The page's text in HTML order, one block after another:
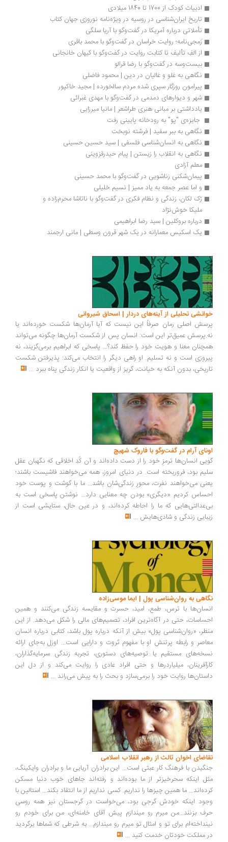
ادبیات کودک از 1700 تا 1840 میلادی
تاریخ ایران‌شناسی در روسیه در ویژه‌نامه نوروزی جهان کتاب
تأملاتی درباره آمریکا در گفت‌وگو با آریا سلگی
زَمجی­‌نامه؛ روایت خراسان در گفت‌وگو با محمد باقری
از الفِ تألیف تا کتابت روایت در گفت‌وگو با کیهان خانجانی
بیست‌وسه در گفت‌وگو با رضا قرالو
نگاهی به غلو و غالیان در دین | محمود فاضلی
پیرامون روزگار سپری شده مردم سالخورده | مجید خاکپور
شهر و دیوارهای دمدمی در گفت‌وگو با مهدی غبرائی
یادداشتی بر مبانی هنری طراشعر | مانیا میرزایی
جایزه‌ی "پو" به رودخانه‌ پایینی رفت
نگاهی به ببر سفید | فرشته نوبخت
نگاهی به انسان‌شناسی فلسفی | سید حسین حسینی
نگاهی به انقلاب را زیستن | پیام حیدرقزوینی
معلم آزادی
پیمان‌شکنی زناشویی در گفت‌وگو با محمد حسینی
و اما عصر جمعه به یاد ممیز | نسیم خلیلی
ژک لکان، زندگی و نظام فکری در گفت‌وگو با ناتاشا محرم‌زاده و
ملیکا خوش‌‌نژاد
درباره بروکلین | سید رضا ابراهیمی
یک اسکیس معمارانه در یک شهر قرون وسطی | مانی ارجمند
تحلیلی از آینه‌های دردار | اسحاق شیروانی
اصلی رمان صرفاً این نیست که آیا آرمان‌ها شکست خورده‌اند یا
عمیق‌تر این است: انسان پس از شکست آرمان‌ها چگونه می‌تواند
معنا و هویت خود را حفظ کند؟... پاسخی که ابراهیم برمی‌گزیند، نه
است و نه تسلیم. او راهی دیگر را انتخاب می‌کند: پذیرفتن شکست
بدون آنکه به خیانت، گریز از واقعیت یا انکار زندگی پناه ببرد...
آرام در گفت‌وگو با فاروک شهیچ‭
انسان‌ها ترمزِ خود را از دست داده‌اند و آن کُدِ اخلاقی که نگهبان عقل
بود، فروریخته است. در دنیای امروز، همه می‌خواهند فاشیست باشند؛
می‌خواهند نفرت، محورِ زندگی‌شان باشد... ما با گوشت و پوست خود
کردیم «دیگری» بودن چه معنایی دارد... نوشتن پاسخی است به
که ما را احاطه کرده‌اند، و در عین حال، ستایشی است از
زندگی و شادی‌هایش...
به روان‌شناسی پول | ایما موسی‌زاده
با ترس، طمع، امید، حسرت و مقایسه زندگی می‌کنند و همین
حتی در آگاه‌ترین افراد، تصمیم‌های مالی را شکل می‌دهد. از این
«روان‌شناسی پول» بیش از آنکه درباره پول باشد، کتابی درباره انسان
و رابطه پرتنش او با مفهوم ثروت و دارایی است... اوزل به‌جای ارائه
مستقیم یا توصیه‌های دستوری، تجربه زندگی سرمایه‌گذاران،
میلیاردرها و حتی افراد عادی را روایت می‌کند و از دل این
روایت خود را برمی‌سازد و بحث را به پیش می‌راند ...
اخوان ثالث از رهبر انقلاب اسلامی
با فرهنگ کار عبثی است... این برادران آریایی ما و برادران وایکینگ،
اینکه سحرخیزتر از ما بوده‌اند و رفته‌اند جاهای خوب دنیا مسکن
ما همین چیزها را نداریم. کسی نداریم از ما انتقاد بکند... استالین با
اینکه خودش گرجی بود، می‌خواست در گرجستان نیز همه روسی
بزنند...من میرم رو میندازم پیش آقای خامنه‌ای، من برای خودم رو
برای تو و امثال تو میرم رو میندازم... به شرطی که شماها برگردید
مملکت خودتان خدمت کنید...